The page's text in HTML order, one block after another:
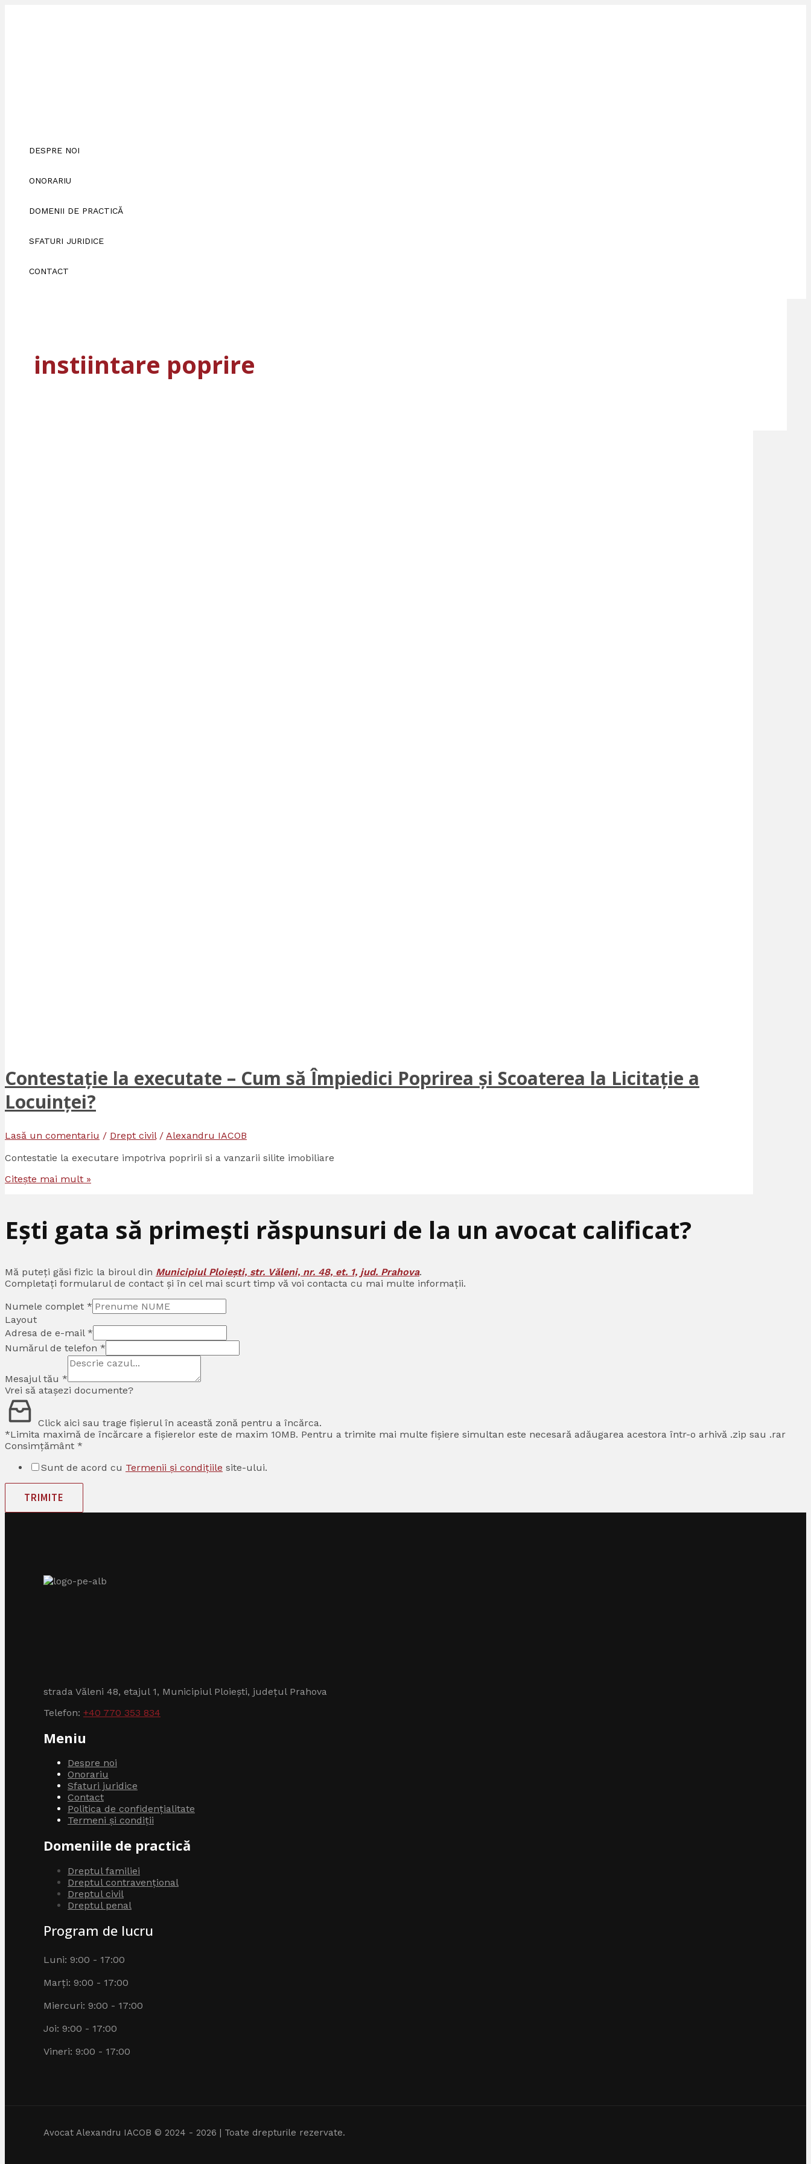
DESPRE NOI
ONORARIU
DOMENII DE PRACTICĂ
SFATURI JURIDICE
CONTACT
instiintare poprire
Contestație la executate – Cum să Împiedici Poprirea și Scoaterea la Licitație a
Locuinței?
Lasă un comentariu / Drept civil/ Alexandru IACOB
Contestatie la executare impotriva popririi si a vanzarii silite imobiliare
Locuinței?
Citește mai mult »
Ești gata să primești răspunsuri de la un avocat calificat?
Mă puteți găsi fizic la biroul din Municipiul Ploiești, str. Văleni, nr. 48, et. 1, jud. Prahova.
Completați formularul de contact și în cel mai scurt timp vă voi contacta cu mai multe informații.
Numele complet *
Layout
Adresa de e-mail *
Numărul de telefon *
Mesajul tău *
Vrei să atașezi documente?
Click aici sau trage fișierul în această zonă pentru a încărca.
*Limita maximă de încărcare a fișierelor este de maxim 10MB. Pentru a trimite mai multe fișiere simultan este necesară adăugarea acestora într-o arhivă .zip sau .rar
Consimțământ *
Sunt de acord cu Termenii și condițiile site-ului.
TRIMITE
strada Văleni 48, etajul 1, Municipiul Ploiești, județul Prahova
Telefon: +40 770 353 834
Meniu
Despre noi
Onorariu
Sfaturi juridice
Contact
Politica de confidențialitate
Termeni și condiții
Domeniile de practică
Dreptul familiei
Dreptul contravențional
Dreptul civil
Dreptul penal
Program de lucru
Luni: 9:00 - 17:00
Marți: 9:00 - 17:00
Miercuri: 9:00 - 17:00
Joi: 9:00 - 17:00
Vineri: 9:00 - 17:00
Avocat Alexandru IACOB © 2024 - 2026 | Toate drepturile rezervate.